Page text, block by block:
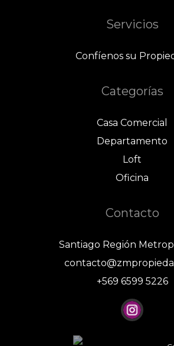
Servicios
Confíenos su
Categorías
Casa Comercial
Departamento
Loft
Oficina
Contacto
Santiago Región
+569 6599 5226